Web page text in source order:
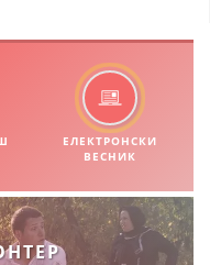
ДЕЈНОСТ
ЕЛЕКТРОНСКИ
ВЕСНИК